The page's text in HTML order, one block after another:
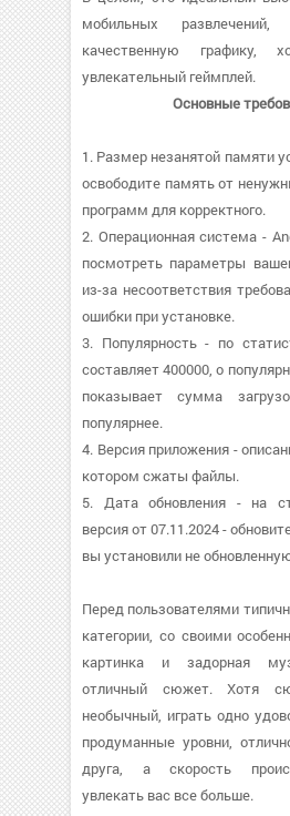
мобильных
качественную графику,
увлекательный геймплей.
Основные
1. Размер незанятой памяти
освободите память от
программ для корректного.
2. Операционная система -
посмотреть параметры
из-за несоответствия
ошибки при установке.
3. Популярность - по
составляет 400000, о
показывает сумма
популярнее.
4. Версия приложения -
котором сжаты файлы.
5. Дата обновления - на
версия от 07.11.2024 -
вы установили не
Перед пользователями
категории, со своими
картинка и задорная
отличный сюжет. Хотя
необычный, играть одно
продуманные уровни,
друга, а скорость
увлекать вас все больше.